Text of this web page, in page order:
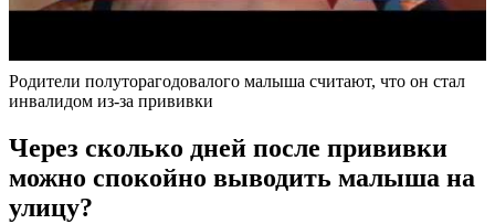
Родители полуторагодовалого малыша считают, что он стал
инвалидом из-за прививки
Через сколько дней после прививки
можно спокойно выводить малыша на
улицу?